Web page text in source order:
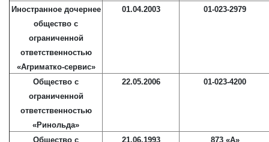
Иностранное дочернее
общество с
ограниченной
ответственностью
«Агриматко-сервис»
01.04.2003 01-023-2979
Общество с
ограниченной
ответственностью
«Ринольда»
22.05.2006 01-023-4200
Общество с
21.06.1993 873 «А»